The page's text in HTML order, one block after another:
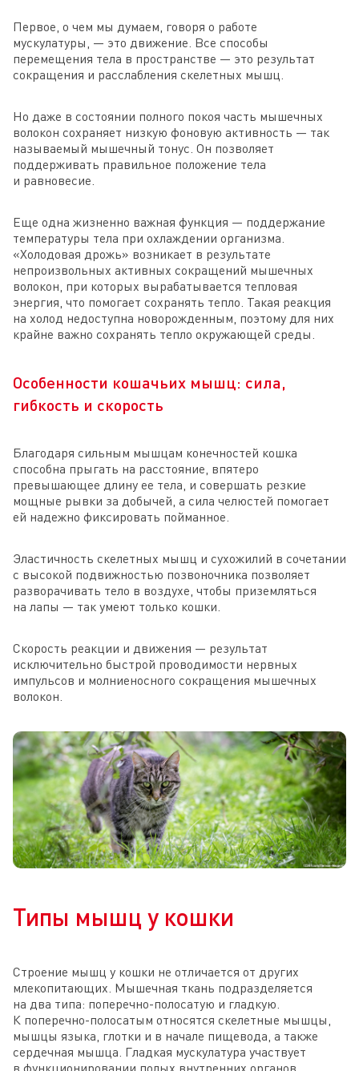
Первое, о чем мы думаем, говоря о работе
мускулатуры, — это движение. Все способы
перемещения тела в пространстве — это результат
сокращения и расслабления скелетных мышц.
Но даже в состоянии полного покоя часть мышечных
волокон сохраняет низкую фоновую активность — так
называемый мышечный тонус. Он позволяет
поддерживать правильное положение тела
и равновесие.
Еще одна жизненно важная функция — поддержание
температуры тела при охлаждении организма.
«Холодовая дрожь» возникает в результате
непроизвольных активных сокращений мышечных
волокон, при которых вырабатывается тепловая
энергия, что помогает сохранять тепло. Такая реакция
на холод недоступна новорожденным, поэтому для них
крайне важно сохранять тепло окружающей среды.
Особенности кошачьих мышц: сила,
гибкость и скорость
Благодаря сильным мышцам конечностей кошка
способна прыгать на расстояние, впятеро
превышающее длину ее тела, и совершать резкие
мощные рывки за добычей, а сила челюстей помогает
ей надежно фиксировать пойманное.
Эластичность скелетных мышц и сухожилий в сочетании
с высокой подвижностью позвоночника позволяет
разворачивать тело в воздухе, чтобы приземляться
на лапы — так умеют только кошки.
Скорость реакции и движения — результат
исключительно быстрой проводимости нервных
импульсов и молниеносного сокращения мышечных
волокон.
Типы мышц у кошки
Строение мышц у кошки не отличается от других
млекопитающих. Мышечная ткань подразделяется
на два типа: поперечно-полосатую и гладкую.
К поперечно-полосатым относятся скелетные мышцы,
мышцы языка, глотки и в начале пищевода, а также
сердечная мышца. Гладкая мускулатура участвует